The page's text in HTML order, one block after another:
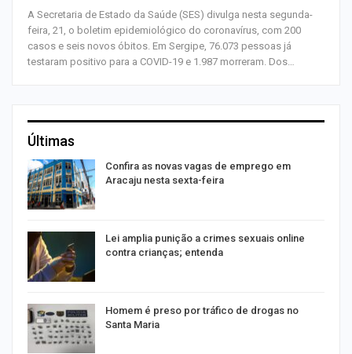
A Secretaria de Estado da Saúde (SES) divulga nesta segunda-
feira, 21, o boletim epidemiológico do coronavírus, com 200
casos e seis novos óbitos. Em Sergipe, 76.073 pessoas já
testaram positivo para a COVID-19 e 1.987 morreram. Dos…
Últimas
Confira as novas vagas de emprego em
Aracaju nesta sexta-feira
Lei amplia punição a crimes sexuais online
contra crianças; entenda
Homem é preso por tráfico de drogas no
Santa Maria